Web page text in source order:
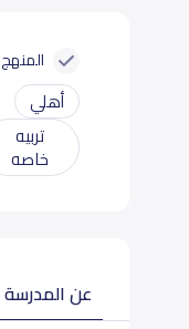
المنهج
أهلي
تربيه
خاصه
عن المدرسة